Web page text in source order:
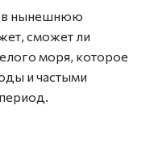
в нынешнюю
сможет ли
моря, которое
и частыми